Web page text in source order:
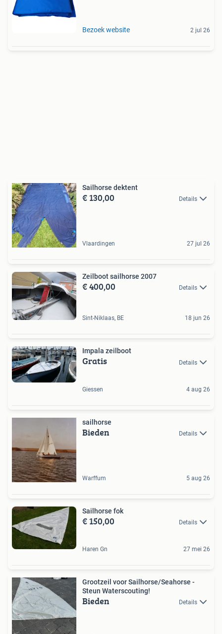
Bezoek website 2 jul 26
Sailhorse dektent
€ 130,00 Details
Vlaardingen 27 jul 26
Zeilboot sailhorse 2007
€ 400,00 Details
Sint-Niklaas, BE 18 jun 26
Impala zeilboot
Gratis Details
Giessen 4 aug 26
sailhorse
Bieden Details
Warffum 5 aug 26
Sailhorse fok
€ 150,00 Details
Haren Gn 27 mei 26
Grootzeil voor Sailhorse/Seahorse -
Steun Waterscouting!
Bieden Details